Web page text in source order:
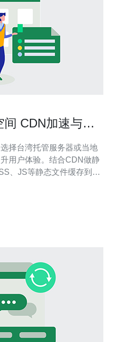
CDN加速与静
择台湾托管服务器或当地
用户体验。结合CDN做静
、JS等静态文件缓存到边
防护给出实战技巧，并包